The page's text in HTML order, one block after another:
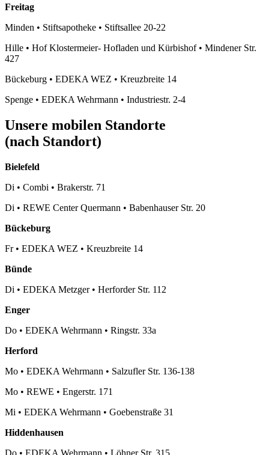
Freitag
Minden • Stiftsapotheke • Stiftsallee 20-22
Hille • Hof Klostermeier- Hofladen und Kürbishof • Mindener Str.
427
Bückeburg • EDEKA WEZ • Kreuzbreite 14
Spenge • EDEKA Wehrmann • Industriestr. 2-4
Unsere mobilen Standorte
(nach Standort)
Bielefeld
Di • Combi • Brakerstr. 71
Di • REWE Center Quermann • Babenhauser Str. 20
Bückeburg
Fr • EDEKA WEZ • Kreuzbreite 14
Bünde
Di • EDEKA Metzger • Herforder Str. 112
Enger
Do • EDEKA Wehrmann • Ringstr. 33a
Herford
Mo • EDEKA Wehrmann • Salzufler Str. 136-138
Mo • REWE • Engerstr. 171
Mi • EDEKA Wehrmann • Goebenstraße 31
Hiddenhausen